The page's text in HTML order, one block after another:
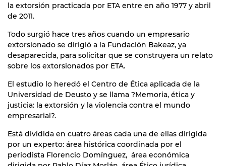
la extorsión practicada por ETA entre en año 1977 y abril
de 2011.
Todo surgió hace tres años cuando un empresario
extorsionado se dirigió a la Fundación Bakeaz, ya
desaparecida, para solicitar que se construyera un relato
sobre los extorsionados por ETA.
El estudio lo heredó el Centro de Ética aplicada de la
Universidad de Deusto y se llama ?Memoria, ética y
justicia: la extorsión y la violencia contra el mundo
empresarial?.
Está dividida en cuatro áreas cada una de ellas dirigida
por un experto: área histórica coordinada por el
periodista Florencio Domínguez, área económica